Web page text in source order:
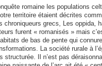
: Accueil Découverte
conquête romaine à la chute de
romaine les populations
territoire étaient décrites
chroniqueurs grecs, Les oppida,
furent « romanisés » mais
de bas de pente qui
La société rurale à
structurée. Il n’est pas